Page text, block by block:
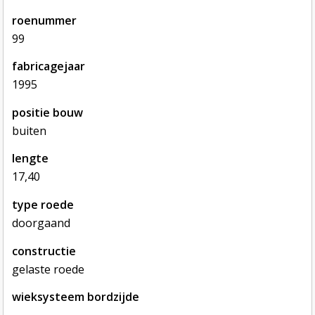
roenummer
99
fabricagejaar
1995
positie bouw
buiten
lengte
17,40
type roede
doorgaand
constructie
gelaste roede
wieksysteem bordzijde